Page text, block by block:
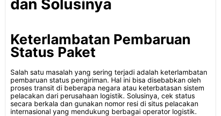
dan Solusinya
Keterlambatan Pembaruan
Status Paket
Salah satu masalah yang sering terjadi adalah keterlambatan
pembaruan status pengiriman. Hal ini bisa disebabkan oleh
proses transit di beberapa negara atau keterbatasan sistem
pelacakan dari perusahaan logistik. Solusinya, cek status
secara berkala dan gunakan nomor resi di situs pelacakan
internasional yang mendukung berbagai operator logistik.